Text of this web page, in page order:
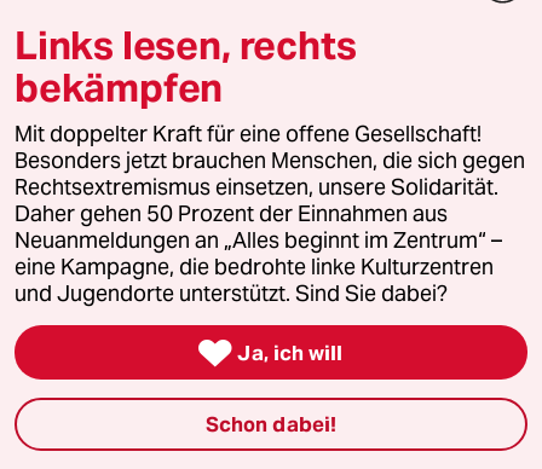
Anzeigen
Fragen & Hilfe
Feedback
Aboservice
ePaper Login
Downloads für Abonnierende
Links lesen, rechts
bekämpfen
Mit doppelter Kraft für eine offene Gesellschaft!
Besonders jetzt brauchen Menschen, die sich gegen
Rechtsextremismus einsetzen, unsere Solidarität.
Daher gehen 50 Prozent der Einnahmen aus
Neuanmeldungen an „Alles beginnt im Zentrum“ –
eine Kampagne, die bedrohte linke Kulturzentren
und Jugendorte unterstützt. Sind Sie dabei?
 Ja, ich will
Schon dabei!